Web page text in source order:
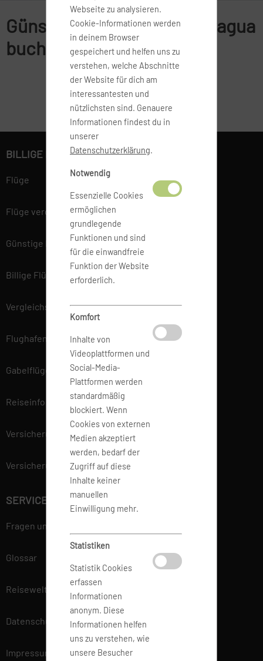
Günstige Flüge nach Nicaragua
buchen
Webseite zu analysieren.
Cookie-Informationen werden
in deinem Browser
gespeichert und helfen uns zu
verstehen, welche Abschnitte
der Website für dich am
interessantesten und
nützlichsten sind. Genauere
Informationen findest du in
unserer
Datenschutzerklärung.
Notwendig
Essenzielle Cookies
ermöglichen
grundlegende
Funktionen und sind
für die einwandfreie
Funktion der Website
erforderlich.
Komfort
Inhalte von
Videoplattformen und
Social-Media-
Plattformen werden
standardmäßig
blockiert. Wenn
Cookies von externen
Medien akzeptiert
werden, bedarf der
Zugriff auf diese
Inhalte keiner
manuellen
Einwilligung mehr.
Statistiken
Statistik Cookies
erfassen
Informationen
anonym. Diese
Informationen helfen
uns zu verstehen, wie
unsere Besucher
BILLIGE FLÜGE BUCHEN
Flüge
Flüge vergleichen
Günstige Flüge
Billige Flüge
Vergleichsportal
Flughafen Informationen
Gabelflüge
Reiseinfo
Versicherung
Versicherungsvertrag widerrufen
SERVICE
Fragen und Antworten
Glossar
Reisewelt
Datenschutz
Impressum